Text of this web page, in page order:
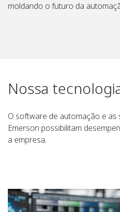
moldando o futuro da
Nossa
O software de automação e
Emerson possibilitam
a empresa.